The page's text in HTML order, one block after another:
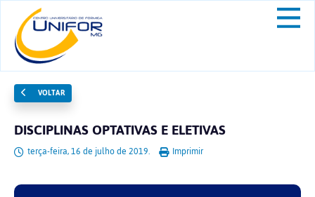
VOLTAR
DISCIPLINAS OPTATIVAS E ELETIVAS
terça-feira, 16 de julho de 2019. Imprimir